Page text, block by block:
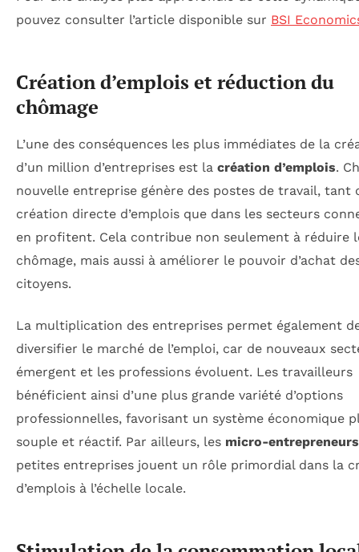
pouvez consulter l’article disponible sur BSI
Création d’emplois et réduction du
chômage
L’une des conséquences les plus immédiates de la
d’un million d’entreprises est la création d’emplois.
nouvelle entreprise génère des postes de travail, tant
création directe d’emplois que dans les secteurs
en profitent. Cela contribue non seulement à réduire
chômage, mais aussi à améliorer le pouvoir d’achat
citoyens.
La multiplication des entreprises permet également
diversifier le marché de l’emploi, car de nouveaux
émergent et les professions évoluent. Les travailleurs
bénéficient ainsi d’une plus grande variété d’options
professionnelles, favorisant un système économique
souple et réactif. Par ailleurs, les micro-entrepreneurs
petites entreprises jouent un rôle primordial dans la
d’emplois à l’échelle locale.